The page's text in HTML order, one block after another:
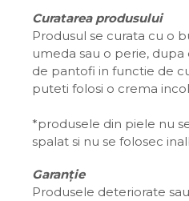
Curatarea produsului
Produsul se curata cu o
umeda sau o perie,
de pantofi in functie de
puteti folosi o crema
*produsele din piele nu
spalat si nu se folosec
Garanție
Produsele deteriorate